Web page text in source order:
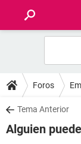
FOROS
SALUD
FAMILIA
Foros
Tema Anterior
Alguien